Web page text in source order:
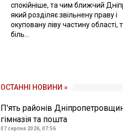
спокійніше, та чим ближчий
який розділяє звільнену праву і
окуповану ліву частину області,
біль...
ОСТАННІ НОВИНИ »
П'ять районів
гімназія та пошта
07 серпня 2026, 07:56